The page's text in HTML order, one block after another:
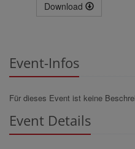
Download
Event-Infos
Für dieses Event ist keine
Event Details